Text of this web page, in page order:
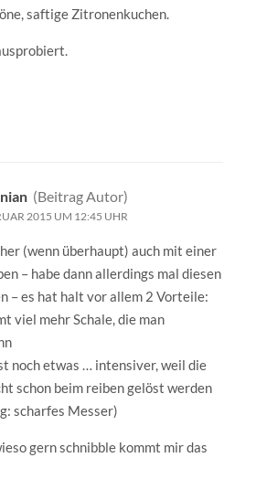
saftige Zitronenkuchen.
(Beitrag Autor)
2015 UM 12:45 UHR
(wenn überhaupt) auch mit einer
– habe dann allerdings mal diesen
– es hat halt vor allem 2 Vorteile:
viel mehr Schale, die man
noch etwas … intensiver, weil die
schon beim reiben gelöst werden
scharfes Messer)
gern schnibble kommt mir das